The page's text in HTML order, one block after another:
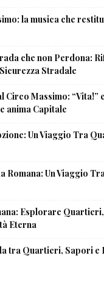
la musica che
che non Perdona:
Stradale
Circo Massimo:
anima Capitale
Un Viaggio Tra
Romana: Un Viaggio
Esplorare
Eterna
tra Quartieri, Sapori e